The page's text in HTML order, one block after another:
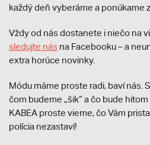
každý deň vyberáme a ponúkame
Vždy od nás dostanete i niečo na
sledujte nás na Facebooku – a
extra horúce novinky.
Módu máme proste radi, baví nás.
čom budeme „šik“ a čo bude
KABEA proste vieme, čo Vám
polícia nezastaví!